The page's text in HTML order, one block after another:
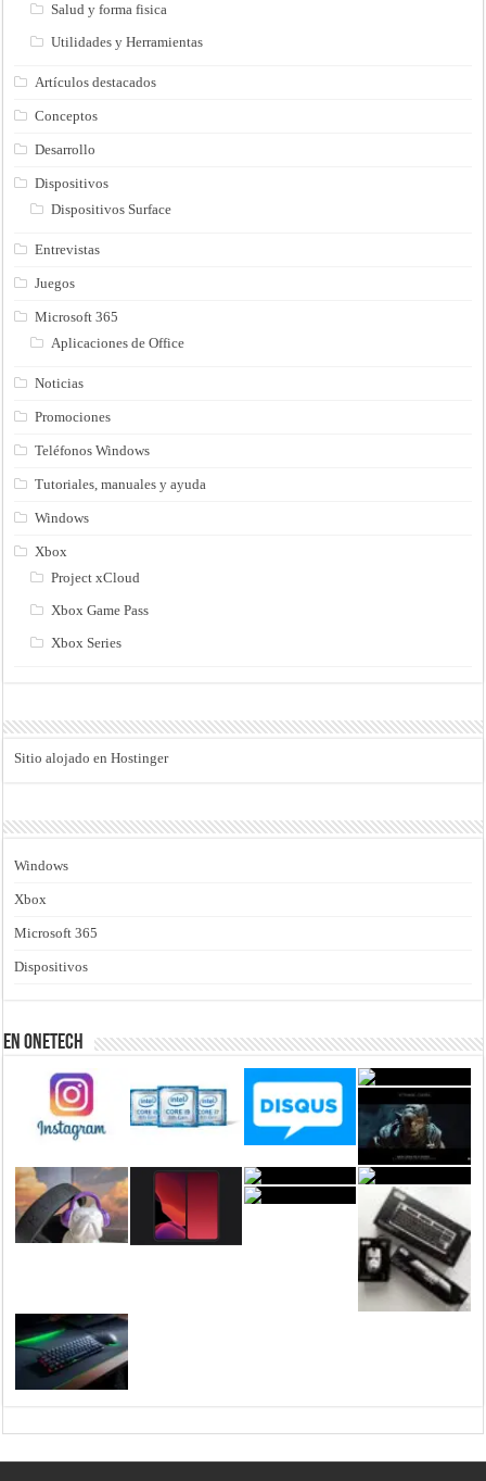
Salud y forma fisica
Utilidades y Herramientas
Artículos destacados
Conceptos
Desarrollo
Dispositivos
Dispositivos Surface
Entrevistas
Juegos
Microsoft 365
Aplicaciones de Office
Noticias
Promociones
Teléfonos Windows
Tutoriales, manuales y ayuda
Windows
Xbox
Project xCloud
Xbox Game Pass
Xbox Series
Sitio alojado en Hostinger
Windows
Xbox
Microsoft 365
Dispositivos
En Onetech